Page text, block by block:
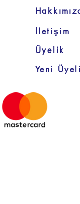
İletişim
Üyelik
Yeni